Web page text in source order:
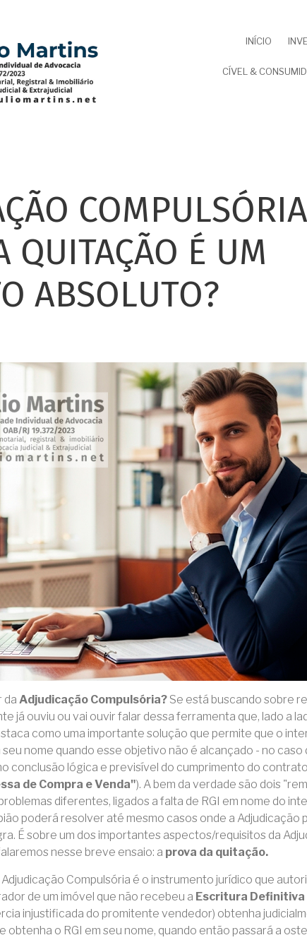
INÍCIO
CÍVEL &
QUITAÇÃO É UM
ABSOLUTO?
da Adjudicação Compulsória? Se está buscando sobre
já ouviu ou vai ouvir falar dessa ferramenta que, lado a
como uma importante solução que permite que o
seu nome quando esse objetivo não é alcançado - no caso
conclusão lógica e previsível do cumprimento do
de Compra e Venda"). A bem da verdade são dois
diferentes, ligados a falta de RGI em nome do
poderá resolver até mesmo casos onde a Adjudicação
É sobre um dos importantes aspectos/requisitos da
nesse breve ensaio: a prova da quitação.
Compulsória é o instrumento jurídico que
de um imóvel que não recebeu a Escritura Definitiva
injustificada do promitente vendedor) obtenha
obtenha o RGI em seu nome, quando então passará a